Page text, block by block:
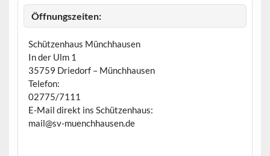
o
b
Öffnungszeiten:
Schützenhaus Münchhausen
In der Ulm 1
35759 Driedorf – Münchhausen
Telefon:
02775/7111
E-Mail direkt ins Schützenhaus:
mail@sv-muenchhausen.de